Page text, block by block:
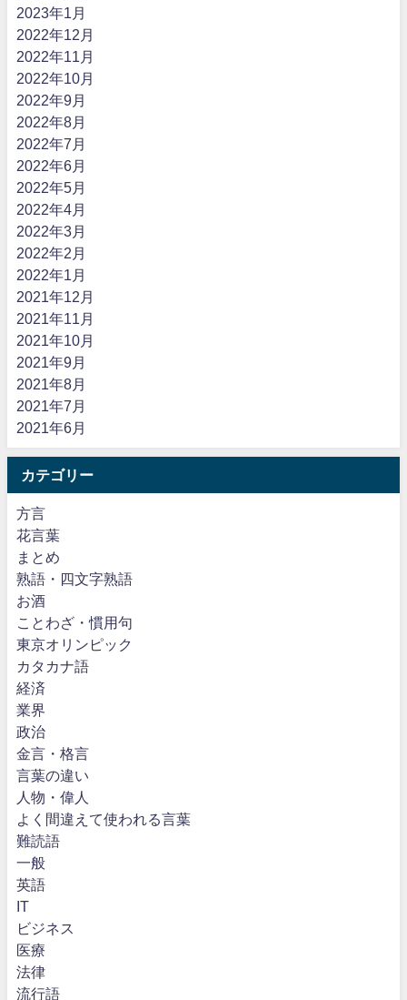
2023年1月
2022年12月
2022年11月
2022年10月
2022年9月
2022年8月
2022年7月
2022年6月
2022年5月
2022年4月
2022年3月
2022年2月
2022年1月
2021年12月
2021年11月
2021年10月
2021年9月
2021年8月
2021年7月
2021年6月
カテゴリー
方言
花言葉
まとめ
熟語・四文字熟語
お酒
ことわざ・慣用句
東京オリンピック
カタカナ語
経済
業界
政治
金言・格言
言葉の違い
人物・偉人
よく間違えて使われる言葉
難読語
一般
英語
IT
ビジネス
医療
法律
流行語